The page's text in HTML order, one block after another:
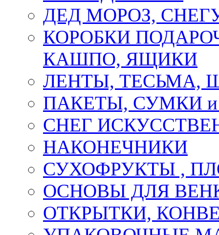
ДЕД МОРОЗ,
КОРОБКИ
КАШПО, ЯЩИКИ
ЛЕНТЫ, ТЕСЬМА,
ПАКЕТЫ, СУМКИ
СНЕГ
НАКОНЕЧНИКИ
СУХОФРУКТЫ ,
ОСНОВЫ ДЛЯ
ОТКРЫТКИ,